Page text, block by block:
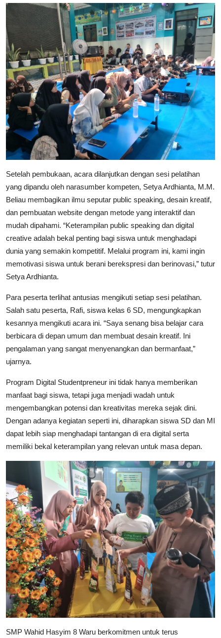
Setelah pembukaan, acara dilanjutkan dengan sesi pelatihan
yang dipandu oleh narasumber kompeten, Setya Ardhianta, M.M.
Beliau membagikan ilmu seputar public speaking, desain kreatif,
dan pembuatan website dengan metode yang interaktif dan
mudah dipahami. “Keterampilan public speaking dan digital
creative adalah bekal penting bagi siswa untuk menghadapi
dunia yang semakin kompetitif. Melalui program ini, kami ingin
memotivasi siswa untuk berani berekspresi dan berinovasi,” tutur
Setya Ardhianta.
Para peserta terlihat antusias mengikuti setiap sesi pelatihan.
Salah satu peserta, Rafi, siswa kelas 6 SD, mengungkapkan
kesannya mengikuti acara ini. “Saya senang bisa belajar cara
berbicara di depan umum dan membuat desain kreatif. Ini
pengalaman yang sangat menyenangkan dan bermanfaat,”
ujarnya.
Program Digital Studentpreneur ini tidak hanya memberikan
manfaat bagi siswa, tetapi juga menjadi wadah untuk
mengembangkan potensi dan kreativitas mereka sejak dini.
Dengan adanya kegiatan seperti ini, diharapkan siswa SD dan MI
dapat lebih siap menghadapi tantangan di era digital serta
memiliki bekal keterampilan yang relevan untuk masa depan.
SMP Wahid Hasyim 8 Waru berkomitmen untuk terus